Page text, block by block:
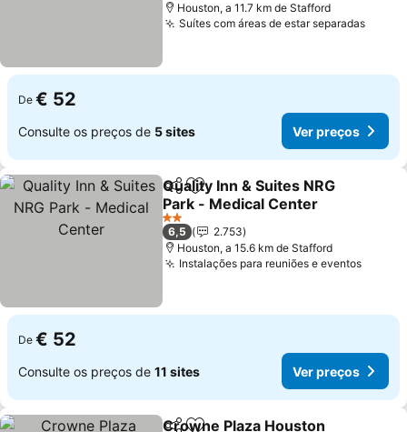
Houston, a 11.7 km de Stafford
Suítes com áreas de estar separadasVer
De € 52
Consulte os preços de 5 sites Ver preços
PartilharAdicionar aos favoritos
Quality Inn & Suites NRG
Park - Medical Center
Ver preços
2 Estrelas
6,5
2.753
Houston, a 15.6 km de Stafford
Instalações para reuniões e eventosVer
De € 52
Consulte os preços de 11 sites Ver preços
Crowne Plaza Houston